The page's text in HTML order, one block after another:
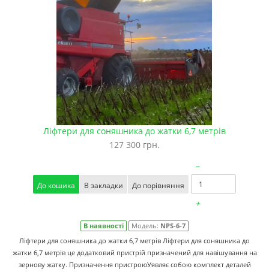
Ліфтери для соняшника до жатки 6,7 метрів
127 300 грн.
До кошика В закладки До порівняння
–
+
В наявності Модель: NPS-6-7
Ліфтери для соняшника до жатки 6,7 метрів Ліфтери для соняшника до
жатки 6,7 метрів це додатковий пристрій призначений для навішування на
зернову жатку. Призначення пристроюУявляє собою комплект деталей